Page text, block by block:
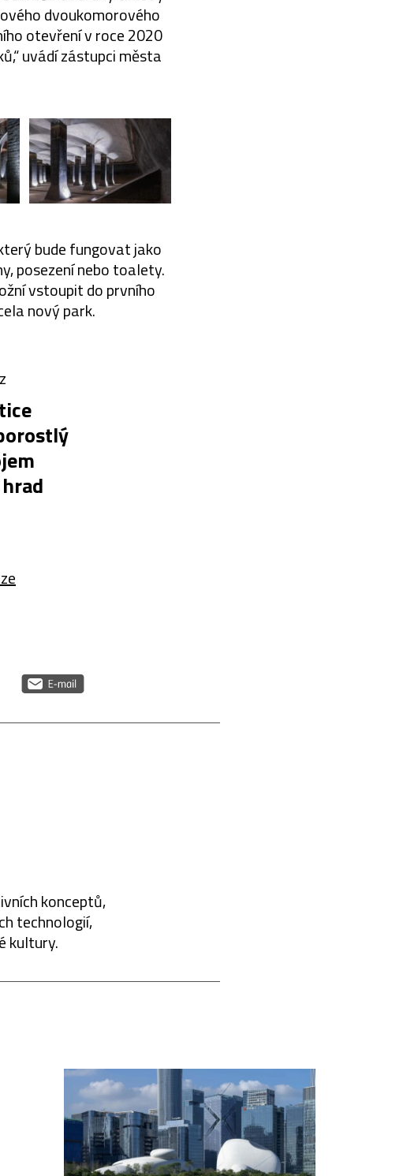
dvoukomorového
otevření v roce 2020
uvádí zástupci města
bude fungovat jako
posezení nebo toalety.
vstoupit do prvního
nový park.
konceptů,
technologií,
kultury.